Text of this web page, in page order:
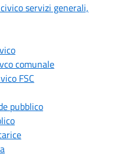
servizi generali,
comunale
FSC
pubblico